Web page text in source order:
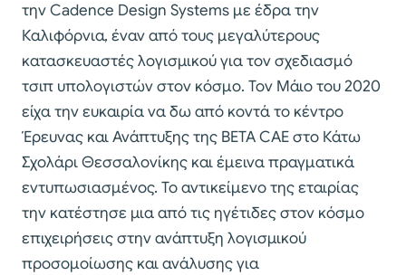
την Cadence Design Systems με έδρα την
Καλιφόρνια, έναν από τους μεγαλύτερους
κατασκευαστές λογισμικού για τον σχεδιασμό
τσιπ υπολογιστών στον κόσμο. Τον Μάιο του 2020
είχα την ευκαιρία να δω από κοντά το κέντρο
Έρευνας και Ανάπτυξης της BETA CAE στο Κάτω
Σχολάρι Θεσσαλονίκης και έμεινα πραγματικά
εντυπωσιασμένος. Το αντικείμενο της εταιρίας
την κατέστησε μια από τις ηγέτιδες στον κόσμο
επιχειρήσεις στην ανάπτυξη λογισμικού
προσομοίωσης και ανάλυσης για